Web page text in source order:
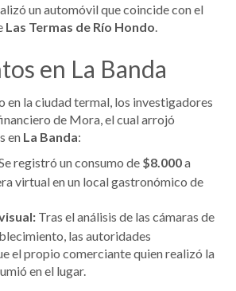
un automóvil que coincide con el
Las Termas de Río Hondo
en La Banda
en la ciudad termal, los investigadores
de Mora, el cual arrojó
en La Banda:
registró un consumo de $8.000a
virtual en un local gastronómico de
Tras el análisis de las cámaras de
las autoridades
el propio comerciante quien realizó la
en el lugar.